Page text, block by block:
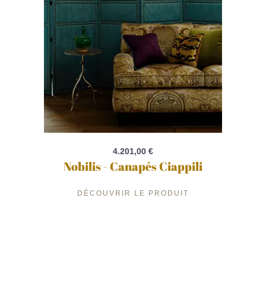
4.201,00 €
Nobilis - Canapés Ciappili
DÉCOUVRIR LE PRODUIT